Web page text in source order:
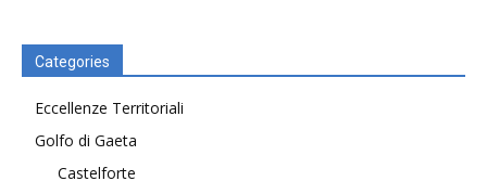
Categories
Eccellenze Territoriali
Golfo di Gaeta
Castelforte